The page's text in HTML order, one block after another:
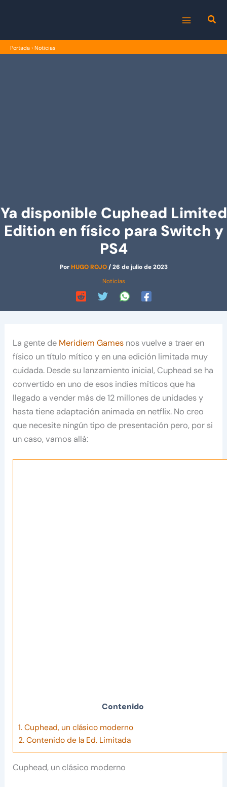
MENU
Portada › Noticias
Ya disponible Cuphead Limited
Edition en físico para Switch y
PS4
PorHUGO ROJO/26 de julio de 2023
Noticias
La gente de Meridiem Games nos vuelve a traer en
físico un título mítico y en una edición limitada muy
cuidada. Desde su lanzamiento inicial, Cuphead se ha
convertido en uno de esos indies míticos que ha
llegado a vender más de 12 millones de unidades y
hasta tiene adaptación animada en netflix. No creo
que necesite ningún tipo de presentación pero, por si
un caso, vamos allá:
Contenido
1. Cuphead, un clásico moderno
2. Contenido de la Ed. Limitada
Cuphead, un clásico moderno